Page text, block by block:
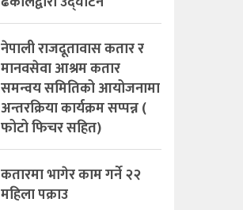
नेपाली राजदूतावास कतार र
मानवसेवा आश्रम कतार
समन्वय समितिको आयोजनामा
अन्तरक्रिया कार्यक्रम सप्पन्न (
फोटो फिचर सहित)
कतारमा भागेर काम गर्ने २२
महिला पक्राउ